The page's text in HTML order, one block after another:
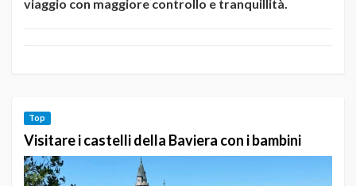
viaggio con maggiore controllo e tranquillità.
Top
Visitare i castelli della Baviera con i bambini